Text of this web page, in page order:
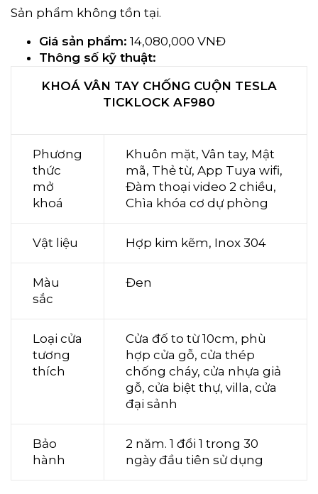
Sản phẩm không tồn tại.
Giá sản phẩm: 14,080,000 VNĐ
Thông số kỹ thuật:
KHOÁ VÂN TAY CHỐNG CUỘN TESLA
TICKLOCK AF980
Phương
thức
mở
khoá
Khuôn mặt, Vân tay, Mật
mã, Thẻ từ, App Tuya wifi,
Đàm thoại video 2 chiều,
Chìa khóa cơ dự phòng
Vật liệu Hợp kim kẽm, Inox 304
Màu
sắc
Đen
Loại cửa
tương
thích
Cửa đố to từ 10cm, phù
hợp cửa gỗ, cửa thép
chống cháy, cửa nhựa giả
gỗ, cửa biệt thự, villa, cửa
đại sảnh
Bảo
hành
2 năm. 1 đổi 1 trong 30
ngày đầu tiên sử dụng